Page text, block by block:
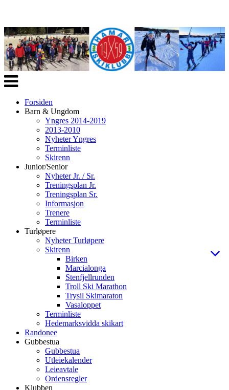
Veksle
navigasjon
Forsiden
Barn & Ungdom
Yngres 2014-2019
2013-2010
Nyheter Yngres
Terminliste
Skirenn
Junior/Senior
Nyheter Jr. / Sr.
Treningsplan Jr.
Treningsplan Sr.
Informasjon
Trenere
Terminliste
Turløpere
Nyheter Turløpere
Skirenn
Birken
Marcialonga
Stenfjellrunden
Troll Ski Marathon
Trysil Skimaraton
Vasaloppet
Terminliste
Hedemarksvidda skikart
Randonee
Gubbestua
Gubbestua
Utleiekalender
Leieavtale
Ordensregler
Klubben